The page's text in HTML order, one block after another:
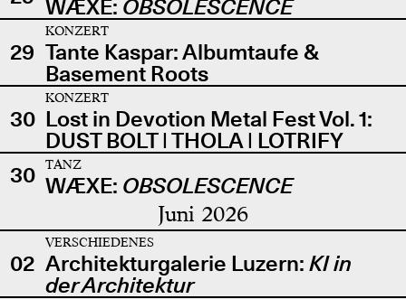
WÆXE: OBSOLESCENCE
29
KONZERT
Tante Kaspar: Albumtaufe &
Basement Roots
30
KONZERT
Lost in Devotion Metal Fest Vol. 1:
DUST BOLT | THOLA | LOTRIFY
30
TANZ
WÆXE: OBSOLESCENCE
Juni 2026
02
VERSCHIEDENES
Architekturgalerie Luzern: KI in
der Architektur